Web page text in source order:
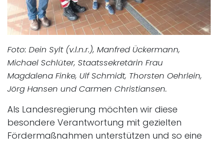
Foto: Dein Sylt (v.l.n.r.), Manfred Ückermann,
Michael Schlüter, Staatssekretärin Frau
Magdalena Finke, Ulf Schmidt, Thorsten Oehrlein,
Jörg Hansen und Carmen Christiansen.
Als Landesregierung möchten wir diese
besondere Verantwortung mit gezielten
Fördermaßnahmen unterstützen und so eine